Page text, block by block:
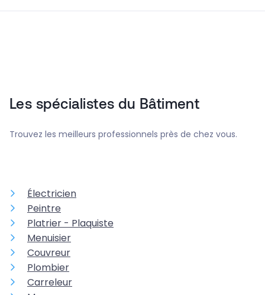
Les spécialistes du Bâtiment
Trouvez les meilleurs professionnels près de chez vous.
Électricien
Peintre
Platrier - Plaquiste
Menuisier
Couvreur
Plombier
Carreleur